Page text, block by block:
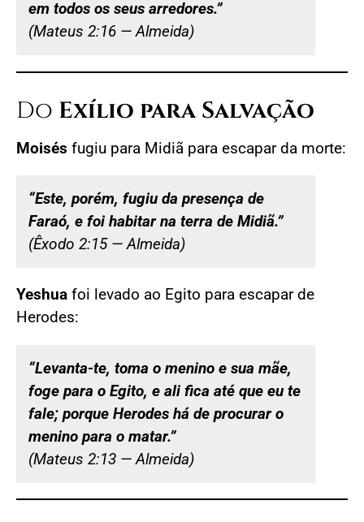
em todos os seus arredores.”
(Mateus 2:16 — Almeida)
Do Exílio para Salvação
Moisés fugiu para Midiã para escapar da morte:
“Este, porém, fugiu da presença de
Faraó, e foi habitar na terra de Midiã.”
(Êxodo 2:15 — Almeida)
Yeshua foi levado ao Egito para escapar de
Herodes:
“Levanta-te, toma o menino e sua mãe,
foge para o Egito, e ali fica até que eu te
fale; porque Herodes há de procurar o
menino para o matar.”
(Mateus 2:13 — Almeida)